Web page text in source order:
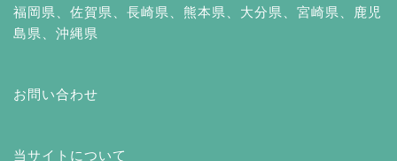
福岡県 佐賀県 長崎県 熊本県 大分県 宮崎県
鹿児
島県
沖縄県
お問い合わせ
当サイトについて